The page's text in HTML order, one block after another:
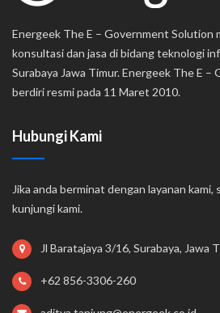
Energeek The E – Government Solution
konsultasi dan jasa di bidang teknologi
Surabaya Jawa Timur. Energeek The E
berdiri resmi pada 11 Maret 2010.
Hubungi Kami
Jika anda berminat dengan layanan
kunjungi kami.
Jl Baratajaya 3/16, Surabaya, Jawa
+62 856-3306-260